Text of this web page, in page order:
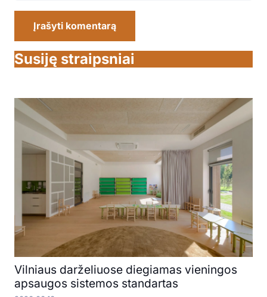
Įrašyti komentarą
Susiję straipsniai
Vilniaus darželiuose diegiamas vieningos
apsaugos sistemos standartas